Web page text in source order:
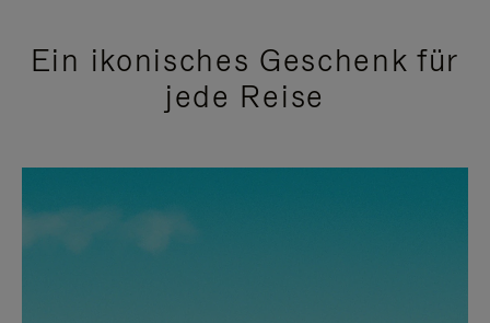
Ein ikonisches Geschenk für
jede Reise